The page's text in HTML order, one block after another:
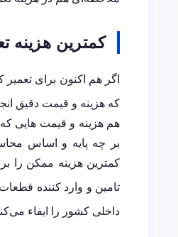
کمترین هزینه
اگر هم اکنون برای تعمیر
که هزینه و قیمت دقیق
هم هزینه و قیمت هایی
بر چه پایه و اساس
کمترین هزینه ممکن را
تامین و وارد کننده قطعات
داخلی کشور را ایفاء